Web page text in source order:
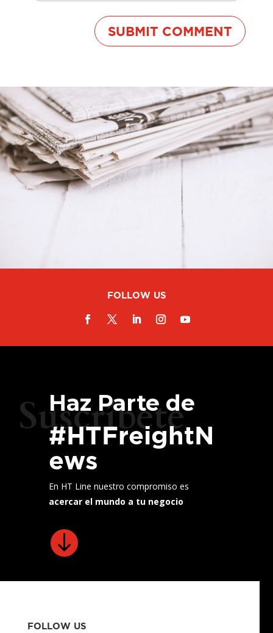
SUBMIT COMMENT
FOLLOW US
Suscríbete
Haz Parte de
#HTFreightN
ews
En HT Line nuestro compromiso es
acercar el mundo a tu negocio

FOLLOW US